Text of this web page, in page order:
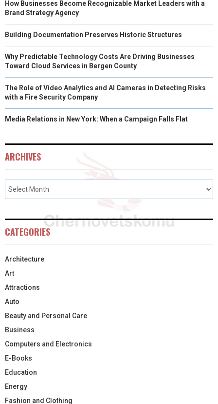
)
How Businesses Become Recognizable Market Leaders with a
Brand Strategy Agency
Building Documentation Preserves Historic Structures
Why Predictable Technology Costs Are Driving Businesses
Toward Cloud Services in Bergen County
The Role of Video Analytics and AI Cameras in Detecting Risks
with a Fire Security Company
Media Relations in New York: When a Campaign Falls Flat
ARCHIVES
CATEGORIES
Architecture
Art
Attractions
Auto
Beauty and Personal Care
Business
Computers and Electronics
E-Books
Education
Energy
Fashion and Clothing